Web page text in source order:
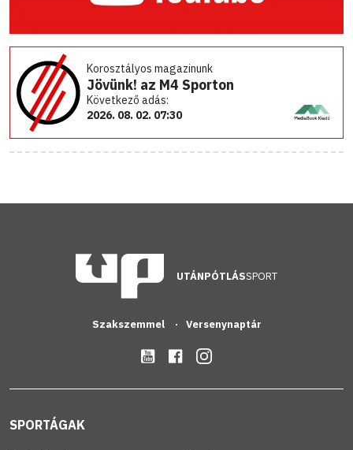
Korosztályos magazinunk
Jövünk! az M4 Sporton
Következő adás:
2026. 08. 02. 07:30
UTÁNPÓTLÁSSPORT
Szakszemmel Versenynaptár
SPORTÁGAK